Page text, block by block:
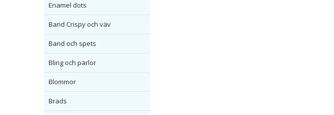
Enamel dots
Band Crispy och väv
Band och spets
Bling och pärlor
Blommor
Brads